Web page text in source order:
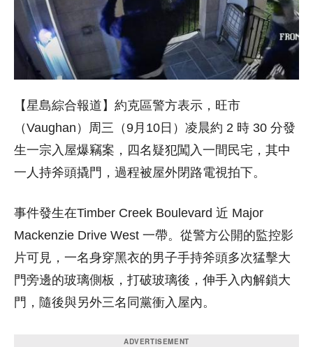
【星島綜合報道 】約克區警方表示，旺市
（Vaughan）周三（9月10日）凌晨約 2 時 30 分發
生一宗入屋爆竊案，四名疑犯闖入一間民宅，其中
一人持斧頭撬門，過程被屋外閉路電視拍下。
事件發生在Timber Creek Boulevard 近 Major
Mackenzie Drive West 一帶。從警方公開的監控影
片可見，一名身穿黑衣的男子手持斧頭多次猛擊大
門旁邊的玻璃側板，打破玻璃後，伸手入內解鎖大
門，隨後與另外三名同黨衝入屋內。